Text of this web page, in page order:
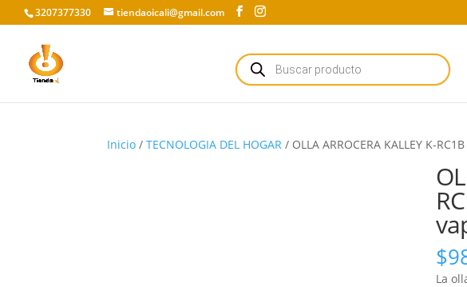
3207377330 tiendaoicali@gmail.com
Búsqueda
de
productos
Inicio /TECNOLOGIA DEL HOGAR / OLLA ARROCERA KALLEY K-
$
La